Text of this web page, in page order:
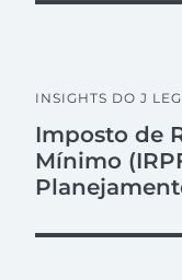
INSIGHTS DO J
Imposto de
Mínimo